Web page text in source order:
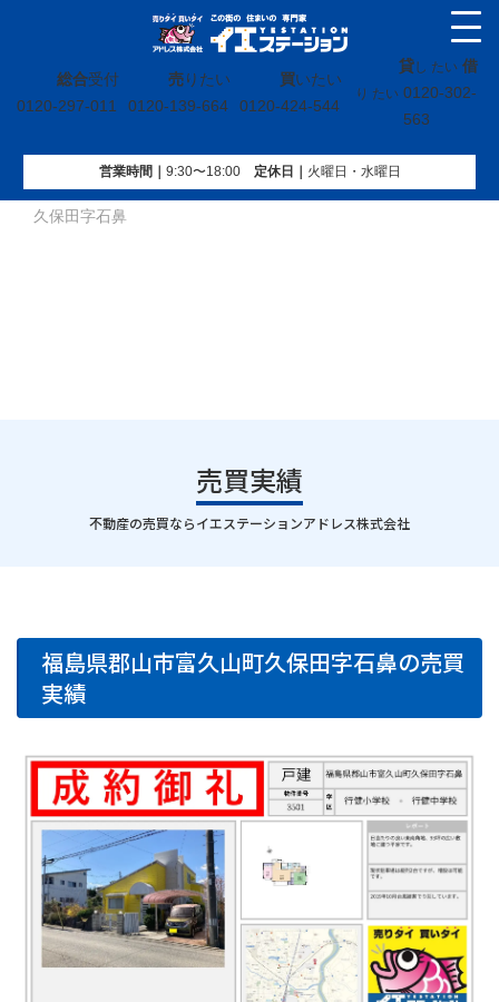
総合受付
0120-297-011
売りたい
0120-139-664
買いたい
0120-424-544
貸し たい 借
り たい 0120-302-
563
営業時間｜ 9:30〜18:00定休⽇｜ 火曜⽇・水曜⽇
イエステーション»売買実績»戸建»福島県郡山市富久山町
久保田字石鼻
売買実績
｜
不動産の売買ならイエステーションアドレス株式会社
福島県郡山市富久山町久保田字石鼻の売買
実績